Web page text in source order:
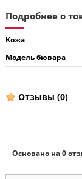
Подробнее о
Кожа
Модель бювара
Отзывы (0)
Основано на0